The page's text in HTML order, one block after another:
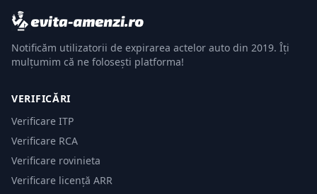
Notificăm utilizatorii de expirarea actelor auto din 2019. Îți
mulțumim că ne folosești platforma!
VERIFICĂRI
Verificare ITP
Verificare RCA
Verificare rovinieta
Verificare licență ARR